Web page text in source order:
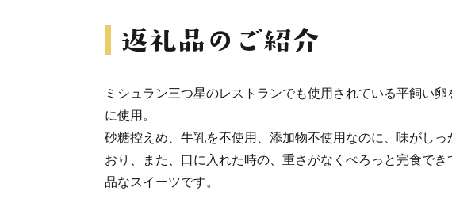
ミシュラン三つ星のレストランでも使用されている平飼い卵
に使用。
砂糖控えめ、牛乳を不使用、添加物不使用なのに、味がしっ
おり、また、口に入れた時の、重さがなくぺろっと完食でき
品なスイーツです。